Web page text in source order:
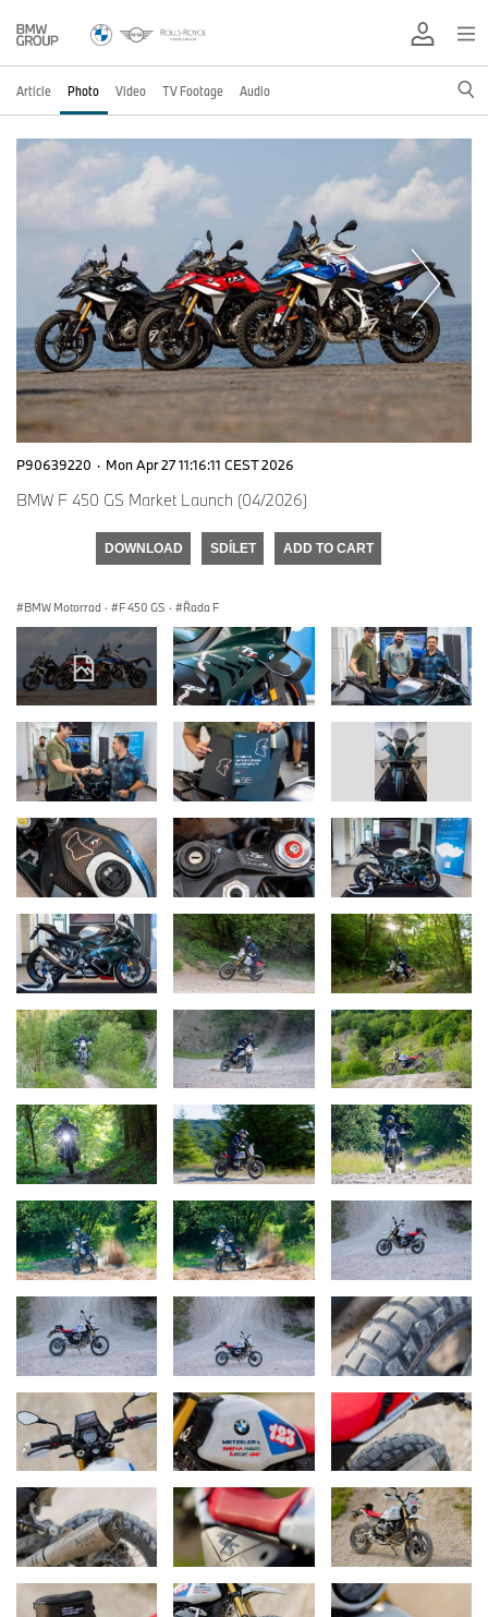
Article Photo Video TV Footage Audio
P90639220 · Mon Apr 27 11:16:11 CEST 2026
BMW F 450 GS Market Launch (04/2026)
DOWNLOAD SDÍLET ADD TO CART
BMW Motorrad · F 450 GS · Řada F